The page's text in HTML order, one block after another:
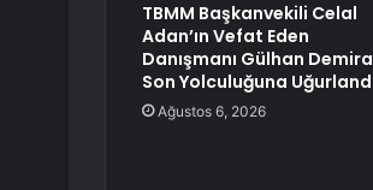
TBMM Başkanvekili Celal
Adan’ın Vefat Eden
Danışmanı Gülhan
Son Yolculuğuna
Ağustos 6, 2026